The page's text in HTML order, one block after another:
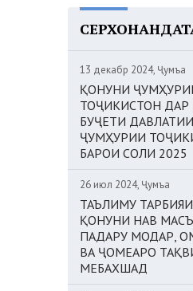
13 декабр 2024, Ҷумъа
ҚОНУНИ
ТОҶИКИСТОН ДАР
БУҶЕТИ ДАВЛАТИИ
ҶУМҲУРИИ
БАРОИ СОЛИ 2025
26 июл 2024, Ҷумъа
ТАЪЛИМУ
ҚОНУНИ НАВ
ПАДАРУ МОДАР,
ВА ҶОМЕАРО
МЕБАХШАД